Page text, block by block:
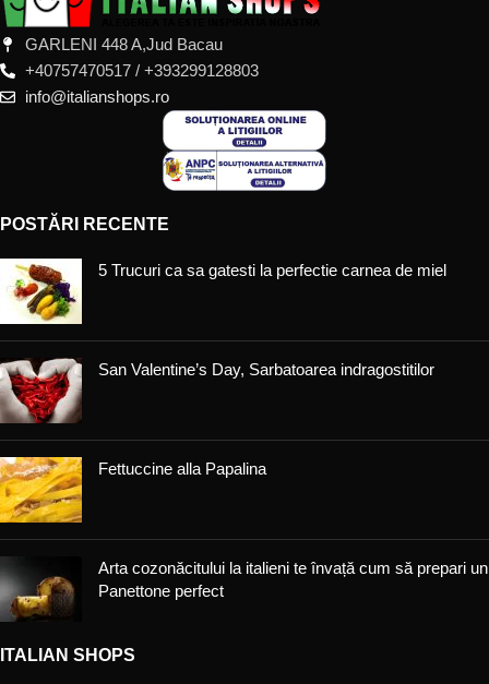
GARLENI 448 A,Jud Bacau
+40757470517 / +393299128803
info@italianshops.ro
POSTĂRI RECENTE
5 Trucuri ca sa gatesti la perfectie carnea de miel
San Valentine’s Day, Sarbatoarea indragostitilor
Fettuccine alla Papalina
Arta cozonăcitului la italieni te învață cum să prepari un
Panettone perfect
ITALIAN SHOPS